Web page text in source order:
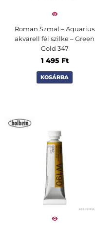
Roman Szmal – Aquarius
akvarell fél szilke – Green
Gold 347
1 495 Ft
KOSÁRBA